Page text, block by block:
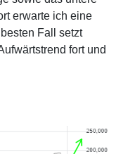
erwarte ich eine
Fall setzt
fort und